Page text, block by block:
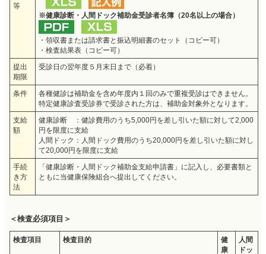
等
※健康診断・人間ドック補助金受診者名簿（20名以上の場合）
・領収書または請求書と振込明細書のセット（コピー可）
・検査結果表（コピー可）
提出
期限
受診日の翌年度５月末日まで（必着）
条件
各種健診は補助金を含め年度内１回のみで重複受診はできません。
特定健康診査受診券で受診された方は、補助金対象外となります。
支給
額
健康診断 ：健診費用のうち5,000円を差し引いた額に対して2,000
円を限度に支給
人間ドック：人間ドック費用のうち20,000円を差し引いた額に対し
て20,000円を限度に支給
手続
き方
法
「健康診断・人間ドック補助金支給申請書」に記入し、必要書類と
ともに当健康保険組合へ提出してください。
＜検査必須項目＞
検査項目 検査目的
健
康
人間
ドッ